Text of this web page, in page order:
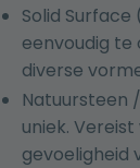
Solid
eenvoudig te
diverse
Natuursteen
uniek.
gevoeligheid